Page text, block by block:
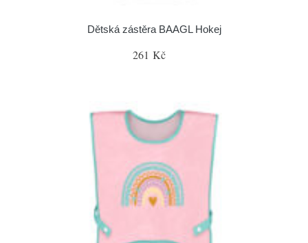
Dětská zástěra BAAGL Hokej
261 Kč